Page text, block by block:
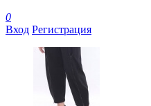
0
Вход Регистрация